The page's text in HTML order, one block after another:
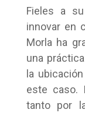
Fieles a
innovar en
Morla ha
una
la
este caso.
tanto por